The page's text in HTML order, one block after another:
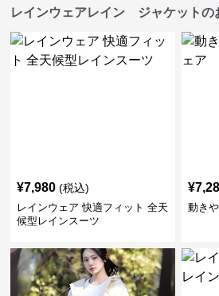
レインウェアレイン ジャケットの
¥7,980 (税込)
レインウェア 快適フィット 全天
候型レインスーツ
¥
動き